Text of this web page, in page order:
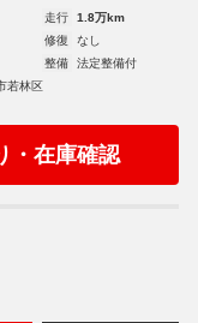
走行
1.8万km
修復
なし
整備
法定整備付
若林区
・在庫確認